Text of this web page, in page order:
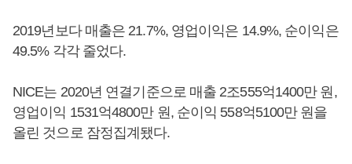
2019년보다 매출은 21.7%, 영업이익은 14.9%, 순이익은
49.5% 각각 줄었다.
NICE는 2020년 연결기준으로 매출 2조555억1400만 원,
영업이익 1531억4800만 원, 순이익 558억5100만 원을
올린 것으로 잠정집계됐다.